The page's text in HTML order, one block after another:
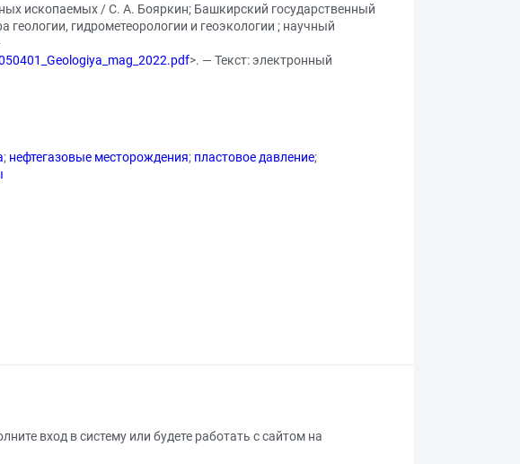
ископаемых / С. А. Бояркин; Башкирский государственный
геологии, гидрометеорологии и геоэкологии ; научный
>. — Текст: электронный
; нефтегазовые месторождения; пластовое давление;
вход в систему или будете работать с сайтом на